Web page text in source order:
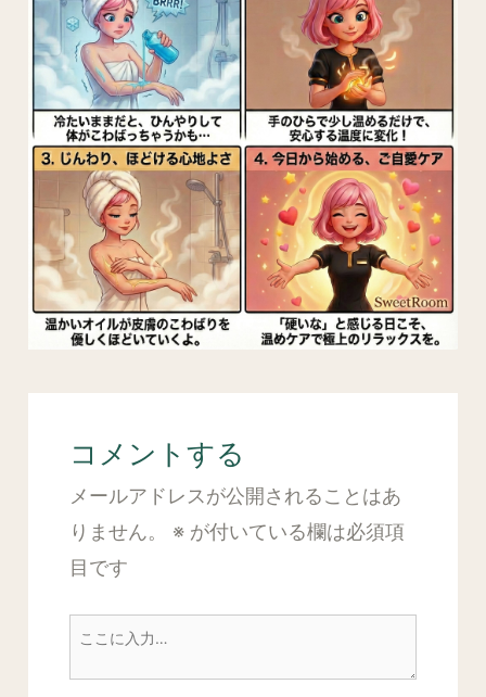
コメントする
メールアドレスが公開されることはあ
りません。
※ が付いている欄は必須項
目です
こ